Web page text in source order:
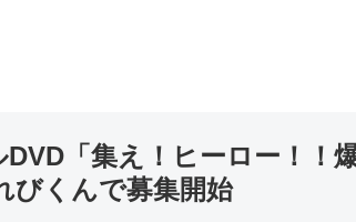
「集え！ヒーロー！！
びくんで募集開始